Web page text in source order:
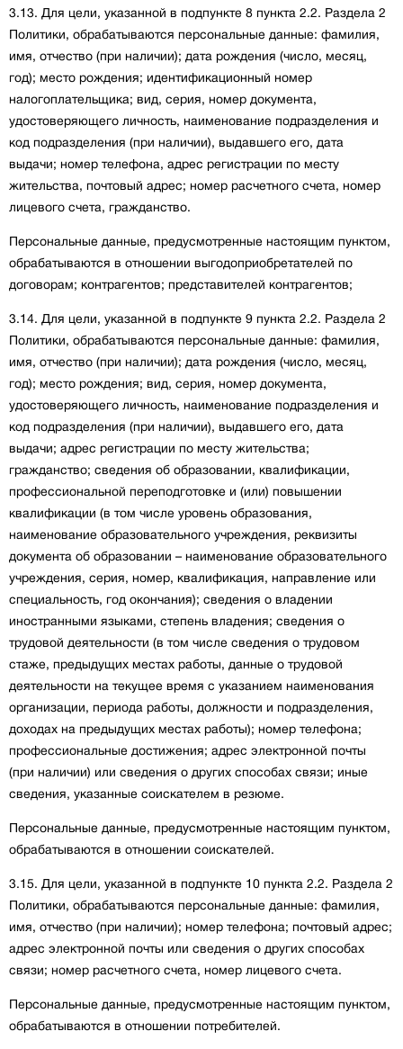
3.13. Для цели, указанной в подпункте 8 пункта 2.2. Раздела 2
Политики, обрабатываются персональные данные: фамилия,
имя, отчество (при наличии); дата рождения (число, месяц,
год); место рождения; идентификационный номер
налогоплательщика; вид, серия, номер документа,
удостоверяющего личность, наименование подразделения и
код подразделения (при наличии), выдавшего его, дата
выдачи; номер телефона, адрес регистрации по месту
жительства, почтовый адрес; номер расчетного счета, номер
лицевого счета, гражданство.
Персональные данные, предусмотренные настоящим пунктом,
обрабатываются в отношении выгодоприобретателей по
договорам; контрагентов; представителей контрагентов;
3.14. Для цели, указанной в подпункте 9 пункта 2.2. Раздела 2
Политики, обрабатываются персональные данные: фамилия,
имя, отчество (при наличии); дата рождения (число, месяц,
год); место рождения; вид, серия, номер документа,
удостоверяющего личность, наименование подразделения и
код подразделения (при наличии), выдавшего его, дата
выдачи; адрес регистрации по месту жительства;
гражданство; сведения об образовании, квалификации,
профессиональной переподготовке и (или) повышении
квалификации (в том числе уровень образования,
наименование образовательного учреждения, реквизиты
документа об образовании – наименование образовательного
учреждения, серия, номер, квалификация, направление или
специальность, год окончания); сведения о владении
иностранными языками, степень владения; сведения о
трудовой деятельности (в том числе сведения о трудовом
стаже, предыдущих местах работы, данные о трудовой
деятельности на текущее время с указанием наименования
организации, периода работы, должности и подразделения,
доходах на предыдущих местах работы); номер телефона;
профессиональные достижения; адрес электронной почты
(при наличии) или сведения о других способах связи; иные
сведения, указанные соискателем в резюме.
Персональные данные, предусмотренные настоящим пунктом,
обрабатываются в отношении соискателей.
3.15. Для цели, указанной в подпункте 10 пункта 2.2. Раздела 2
Политики, обрабатываются персональные данные: фамилия,
имя, отчество (при наличии); номер телефона; почтовый адрес;
адрес электронной почты или сведения о других способах
связи; номер расчетного счета, номер лицевого счета.
Персональные данные, предусмотренные настоящим пунктом,
обрабатываются в отношении потребителей.